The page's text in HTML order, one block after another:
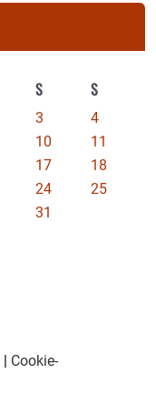
S S
3
4
10
11
17
18
24
25
31
Cookie-